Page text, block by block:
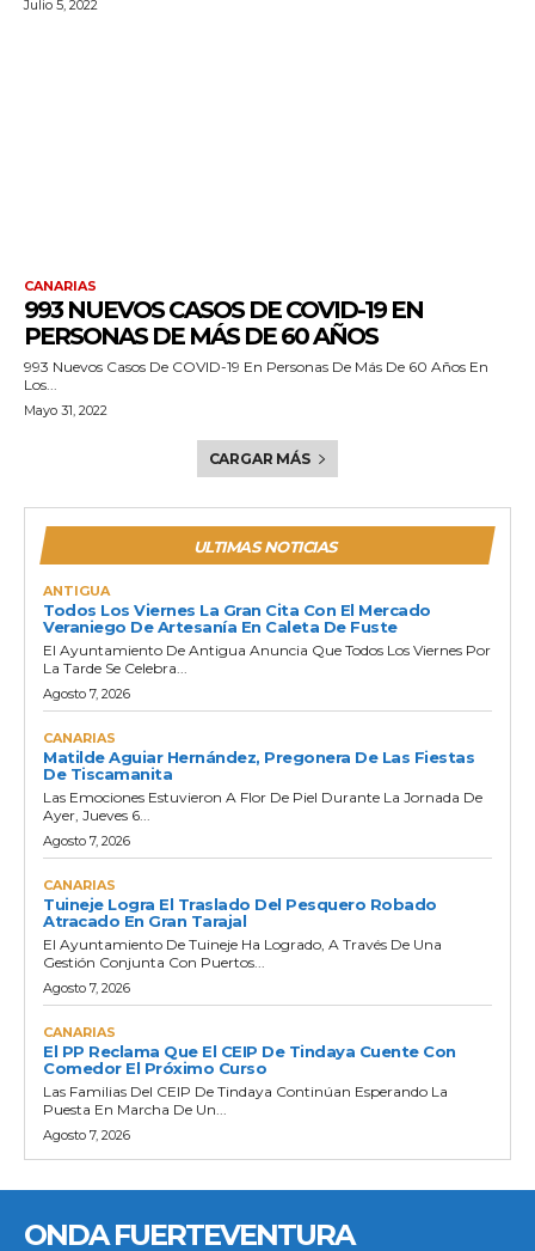
Julio 5, 2022
CANARIAS
993 NUEVOS CASOS DE COVID-19 EN
PERSONAS DE MÁS DE 60 AÑOS
993 Nuevos Casos De COVID-19 En Personas De Más De 60 Años En
Los...
Mayo 31, 2022
CARGAR MÁS
ULTIMAS NOTICIAS
ANTIGUA
Todos Los Viernes La Gran Cita Con El Mercado
Veraniego De Artesanía En Caleta De Fuste
El Ayuntamiento De Antigua Anuncia Que Todos Los Viernes Por
La Tarde Se Celebra...
Agosto 7, 2026
CANARIAS
Matilde Aguiar Hernández, Pregonera De Las Fiestas
De Tiscamanita
Las Emociones Estuvieron A Flor De Piel Durante La Jornada De
Ayer, Jueves 6...
Agosto 7, 2026
CANARIAS
Tuineje Logra El Traslado Del Pesquero Robado
Atracado En Gran Tarajal
El Ayuntamiento De Tuineje Ha Logrado, A Través De Una
Gestión Conjunta Con Puertos...
Agosto 7, 2026
CANARIAS
El PP Reclama Que El CEIP De Tindaya Cuente Con
Comedor El Próximo Curso
Las Familias Del CEIP De Tindaya Continúan Esperando La
Puesta En Marcha De Un...
Agosto 7, 2026
ONDA FUERTEVENTURA